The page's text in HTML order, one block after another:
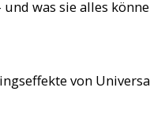
was sie alles
von